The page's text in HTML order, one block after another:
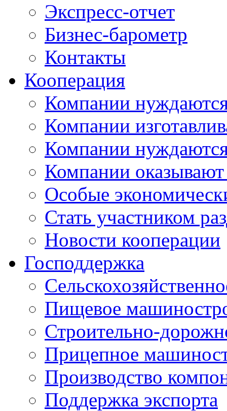
Экспресс-отчет
Бизнес-барометр
Контакты
Кооперация
Компании
Компании
Компании
Компании оказывают
Особые
Стать участником
Новости кооперации
Господдержка
Пищевое
Строительно-
Прицепное
Производство
Поддержка экспорта